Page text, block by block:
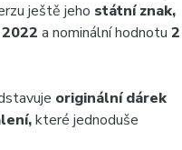
ještě jeho státní znak,
2022 a nominální hodnotu 2
originální dárek
které jednoduše